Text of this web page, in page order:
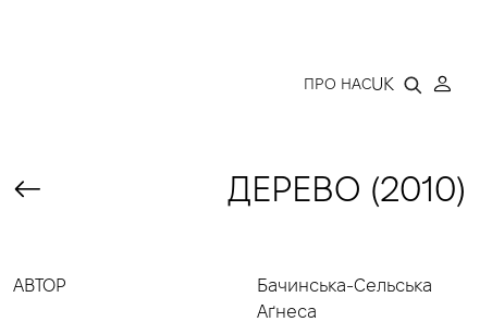
ПРО НАСUK
ДЕРЕВО (2010)
АВТОР
Бачинська-Сельська
Аґнеса